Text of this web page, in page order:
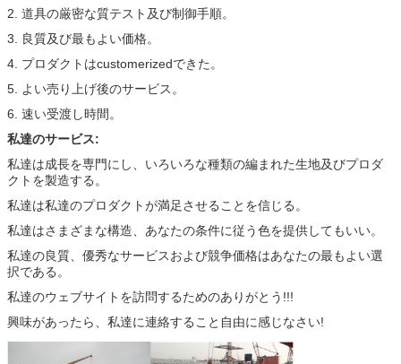
2. 道具の厳密な質テスト及び制御手順。
3. 良質及び最もよい価格。
4. プロダクトはcustomerizedできた。
5. よい売り上げ後のサービス。
6. 速い受渡し時間。
私達のサービス:
私達は成長を専門にし、いろいろな種類の編まれた生地及びプロダ
クトを製造する。
私達は私達のプロダクトが満足させることを信じる。
私達はさまざまな構造、あなたの条件に従う色を提供してもいい。
私達の良質、優秀なサービスおよび競争価格はあなたの最もよい選
択である。
私達のウェブサイトを訪問するためのありがとう!!!
興味があったら、私達に連絡すること自由に感じなさい!